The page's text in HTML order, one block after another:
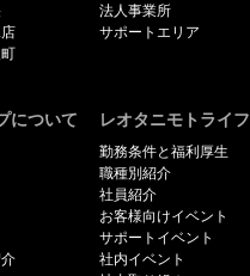
法人事業所
サポートエリア
について レオタニモトライフ
勤務条件と福利厚生
職種別紹介
社員紹介
お客様向けイベント
サポートイベント
社内イベント